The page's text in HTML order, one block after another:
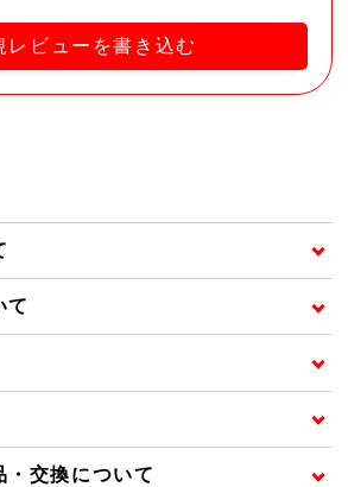
レビューを書き込む
て
・交換について